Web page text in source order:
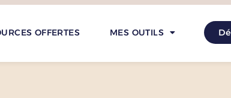
OFFERTES MES OUTILS